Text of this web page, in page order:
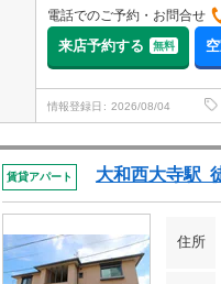
電話でのご予約・お問合せ
来店予約する 無料
情報登録日 2026/08/04
賃貸アパート 大和西大寺駅
住所